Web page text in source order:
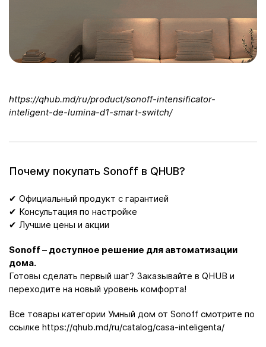
https://qhub.md/ru/product/sonoff-intensificator-
inteligent-de-lumina-d1-smart-switch/
Почему покупать Sonoff в QHUB?
✔ Официальный продукт с гарантией
✔ Консультация по настройке
✔ Лучшие цены и акции
Sonoff – доступное решение для автоматизации
дома.
Готовы сделать первый шаг? Заказывайте в QHUB и
переходите на новый уровень комфорта!
Все товары категории Умный дом от Sonoff смотрите по
ссылке https://qhub.md/ru/catalog/casa-inteligenta/